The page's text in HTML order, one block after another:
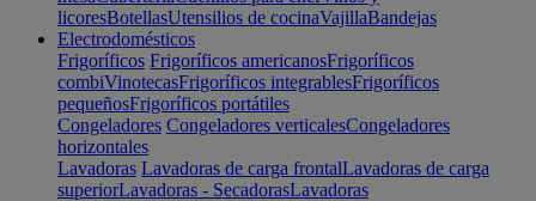
licoresBotellasUtensilios de cocinaVajillaBandejas
Electrodomésticos
Frigoríficos Frigoríficos americanosFrigoríficos
combiVinotecasFrigoríficos integrablesFrigoríficos
pequeñosFrigoríficos portátiles
Congeladores Congeladores verticalesCongeladores
horizontales
Lavadoras Lavadoras de carga frontalLavadoras de carga
superiorLavadoras - SecadorasLavadoras